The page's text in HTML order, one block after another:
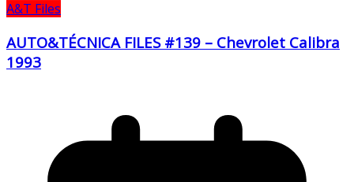
A&T Files
AUTO&TÉCNICA FILES #139 – Chevrolet Calibra
1993